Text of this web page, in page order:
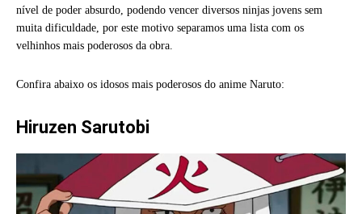
nível de poder absurdo, podendo vencer diversos ninjas jovens sem
muita dificuldade, por este motivo separamos uma lista com os
velhinhos mais poderosos da obra.
Confira abaixo os idosos mais poderosos do anime Naruto:
Hiruzen Sarutobi